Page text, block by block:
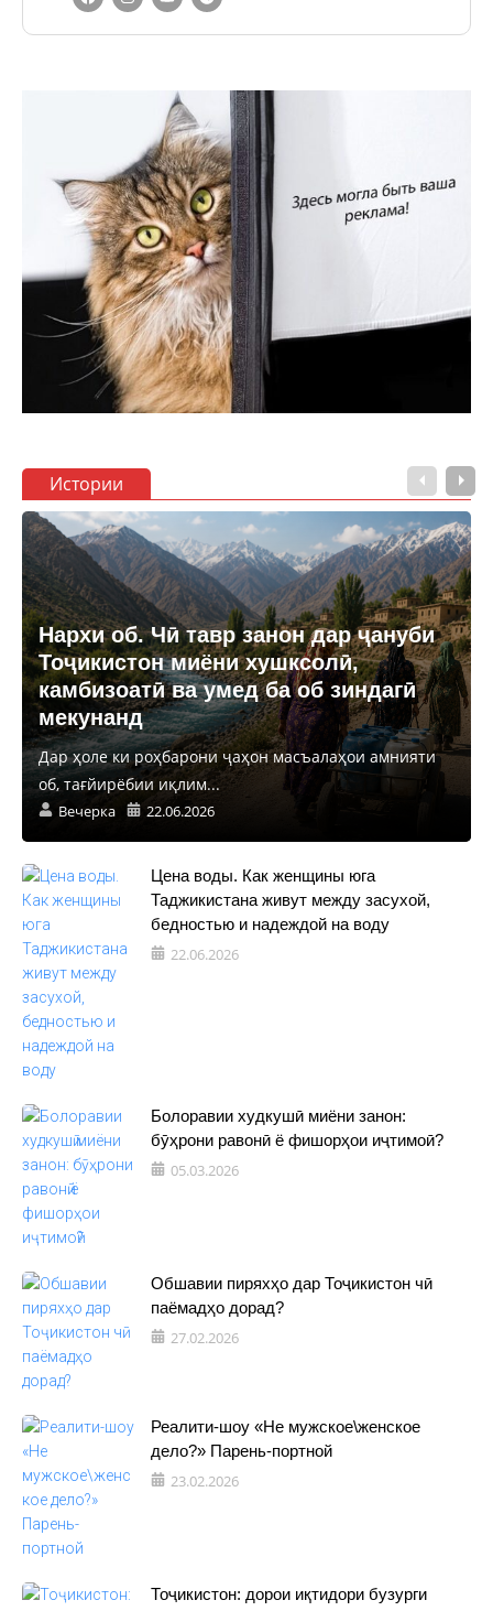
Истории
Нархи об. Чӣ тавр занон дар ҷануби
Тоҷикистон миёни хушксолӣ,
камбизоатӣ ва умед ба об зиндагӣ
мекунанд
Дар ҳоле ки роҳбарони ҷаҳон масъалаҳои амнияти
об, тағйирёбии иқлим...
Вечерка 22.06.2026
Цена воды. Как женщины юга
Таджикистана живут между засухой,
бедностью и надеждой на воду
22.06.2026
Болоравии худкушӣ миёни занон:
бӯҳрони равонӣ ё фишорҳои иҷтимоӣ?
05.03.2026
Обшавии пиряхҳо дар Тоҷикистон чӣ
паёмадҳо дорад?
27.02.2026
Реалити-шоу «Не мужское\женское
дело?» Парень-портной
23.02.2026
Тоҷикистон: дорои иқтидори бузурги